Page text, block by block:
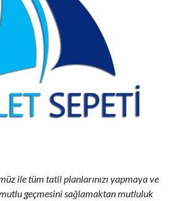
ile tüm tatil planlarınızı yapmaya ve
geçmesini sağlamaktan mutluluk